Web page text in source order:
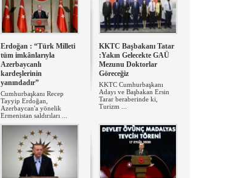
Erdoğan : “Türk Milleti
tüm imkânlarıyla
Azerbaycanlı
kardeşlerinin
yanındadır”
Cumhurbaşkanı Recep
Tayyip Erdoğan,
Azerbaycan'a yönelik
Ermenistan saldırıları ...
KKTC Başbakanı Tatar
:Yakın Gelecekte GAÜ
Mezunu Doktorlar
Göreceğiz
KKTC Cumhurbaşkanı
Adayı ve Başbakan Ersin
Tarar beraberinde ki,
Turizm ...